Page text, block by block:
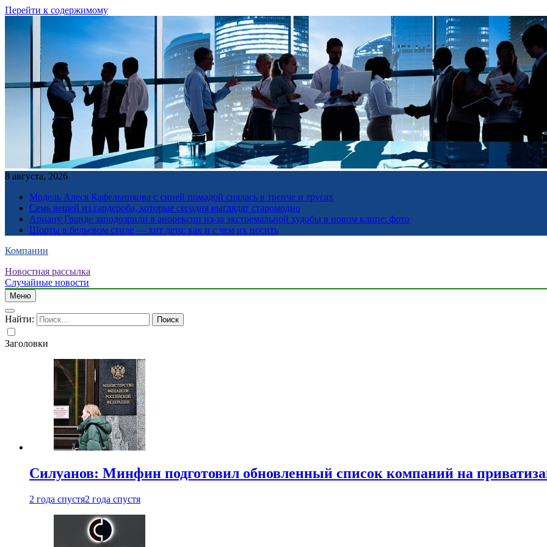
Перейти к содержимому
8 августа, 2026
Модель Алеся Кафельникова с синей помадой снялась в тренче и трусах
Семь вещей из гардероба, которые сегодня выглядят старомодно
Ариану Гранде заподозрили в анорексии из-за экстремальной худобы в новом клипе: фото
Шорты в бельевом стиле — хит лета: как и с чем их носить
Компании
Новостная рассылка
Случайные новости
Меню
Найти:
Заголовки
Силуанов: Минфин подготовил обновленный список компаний на
2 года спустя2 года спустя